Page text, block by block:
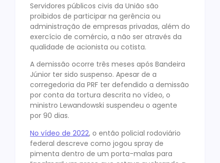
Servidores públicos civis da União são
proibidos de participar na gerência ou
administração de empresas privadas, além do
exercício de comércio, a não ser através da
qualidade de acionista ou cotista.
A demissão ocorre três meses após Bandeira
Júnior ter sido suspenso. Apesar de a
corregedoria da PRF ter defendido a demissão
por conta da tortura descrita no vídeo, o
ministro Lewandowski suspendeu o agente
por 90 dias.
No vídeo de 2022, o então policial rodoviário
federal descreve como jogou spray de
pimenta dentro de um porta-malas para